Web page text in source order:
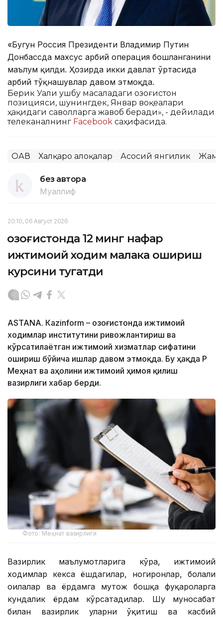
«Бугун Россия Президенти Владимир Путин
Донбассда махсус ҳарбий операция бошланганини
маълум қилди. Ҳозирда икки давлат ўртасида
ҳарбий тўқнашувлар давом этмоқда.
Берик Уали ушбу масаладаги Қозоғистон
позицияси, шунингдек, Январ воқеалари
ҳақидаги саволларга жавоб беради», - дейилади
телеканалнинг Facebook саҳифасида.
ОАВ Халқаро алоқалар Асосий янгилик
без автора
Муаллиф
20:10, 06 Август 2026
Қозоғистонда 12 минг нафар
ижтимоий ходим малака ошириш
курсини тугатди
ASTANА. Кazinform – Қозоғистонда ижтимоий
ходимлар институтини ривожлантириш ва
кўрсатилаётган ижтимоий хизматлар сифатини
ошириш бўйича ишлар давом этмоқда. Бу ҳақда ҚР
Меҳнат ва аҳолини ижтимоий ҳимоя қилиш
вазирлиги хабар берди.
Фото: Меҳнат вазирлиги
Вазирлик маълумотларига кўра, ижтимоий
ходимлар кекса ёшдагилар, ногиронлар, болали
оилалар ва ёрдамга муҳтож бошқа фуқароларга
кундалик ёрдам кўрсатадилар. Шу муносабат
билан вазирлик уларни ўқитиш ва касбий